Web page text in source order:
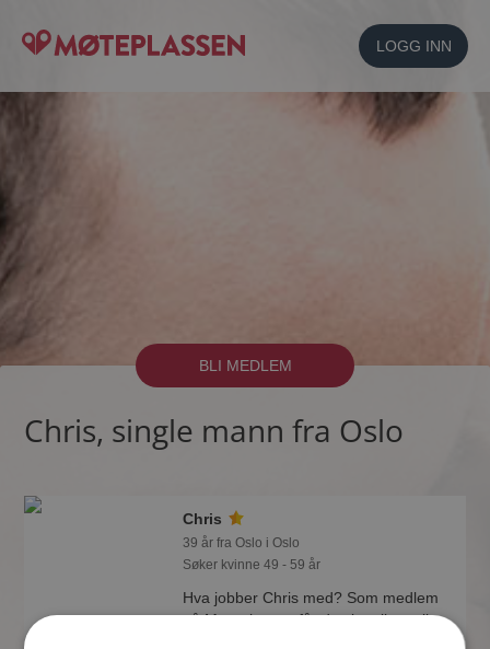
LOGG INN
BLI MEDLEM
Chris, single mann fra Oslo
Chris
39 år fra Oslo i Oslo
Søker kvinne 49 - 59 år
Hva jobber Chris med? Som medlem
på Møteplassen får du vite alle mulige